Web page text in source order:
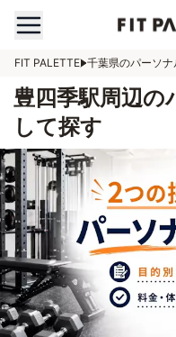
FIT PALETTE 千葉県のパーソナ
豊四季駅周辺の
して探す